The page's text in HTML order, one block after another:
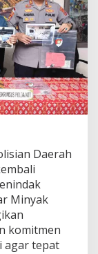
Daerah
Minyak
komitmen
agar tepat